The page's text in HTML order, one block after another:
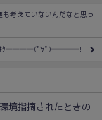
考えていないんだなと思っ
判明ｷﾀ━━━━(ﾟ∀ﾟ)━━━━!!
境指摘されたときの